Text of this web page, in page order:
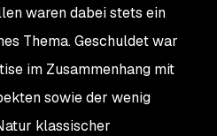
waren dabei stets ein
Thema. Geschuldet war
im Zusammenhang mit
sowie der wenig
klassischer